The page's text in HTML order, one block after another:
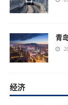
青
经济